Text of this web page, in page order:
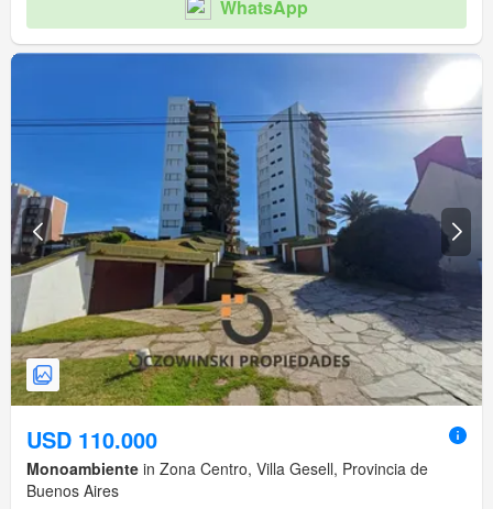
WhatsApp
USD 110.000
Monoambiente in Zona Centro, Villa Gesell, Provincia de
Buenos Aires